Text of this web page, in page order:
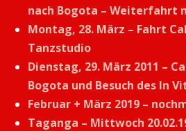
nach Bogota – Weiterfahrt
Montag, 28. März – Fahrt
Tanzstudio
Dienstag, 29. März 2011 –
Bogota und Besuch des In
Februar + März 2019 –
Taganga – Mittwoch